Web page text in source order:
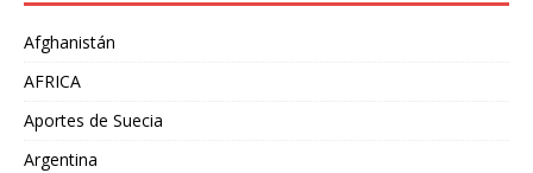
Afghanistán
AFRICA
Aportes de Suecia
Argentina